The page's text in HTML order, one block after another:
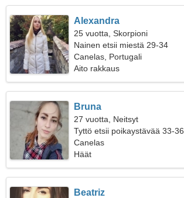
Alexandra
25 vuotta, Skorpioni
Nainen etsii miestä 29-34
Canelas, Portugali
Aito rakkaus
Bruna
27 vuotta, Neitsyt
Tyttö etsii poikaystävää 33-36
Canelas
Häät
Beatriz